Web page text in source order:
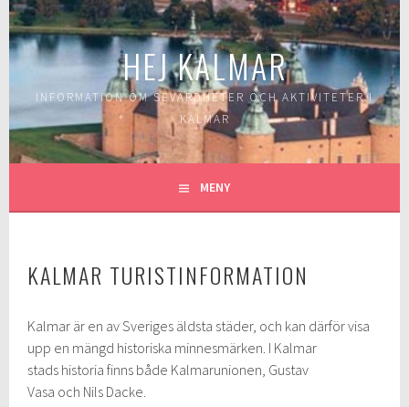
Gå
till
innehåll
HEJ KALMAR
INFORMATION OM SEVÄRDHETER OCH AKTIVITETER I
KALMAR
MENY
KALMAR TURISTINFORMATION
Kalmar är en av Sveriges äldsta städer, och kan därför visa
upp en mängd historiska minnesmärken. I Kalmar
stads historia finns både Kalmarunionen, Gustav
Vasa och Nils Dacke.